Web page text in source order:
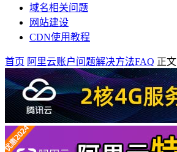
域名相关问题
网站建设
CDN使用教程
首页 阿里云账户问题解决方法FAQ 正文